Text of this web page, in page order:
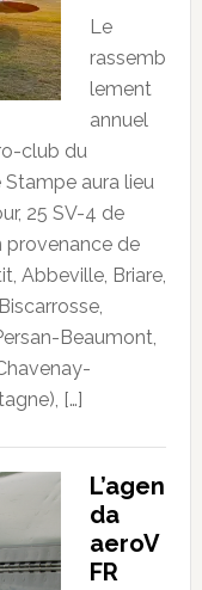
Le
rassemb
lement
annuel
club du
aura lieu
25 SV-4 de
provenance de
Abbeville, Briare,
Beaumont,
[…]
L’agen
da
aeroV
FR